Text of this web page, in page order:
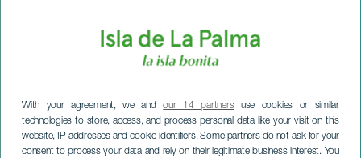
With your agreement, we andour 14 partnersuse cookies or similar
technologies to store, access, and process personal data like your visit on this
website, IP addresses and cookie identifiers. Some partners do not ask for your
consent to process your data and rely on their legitimate business interest. You